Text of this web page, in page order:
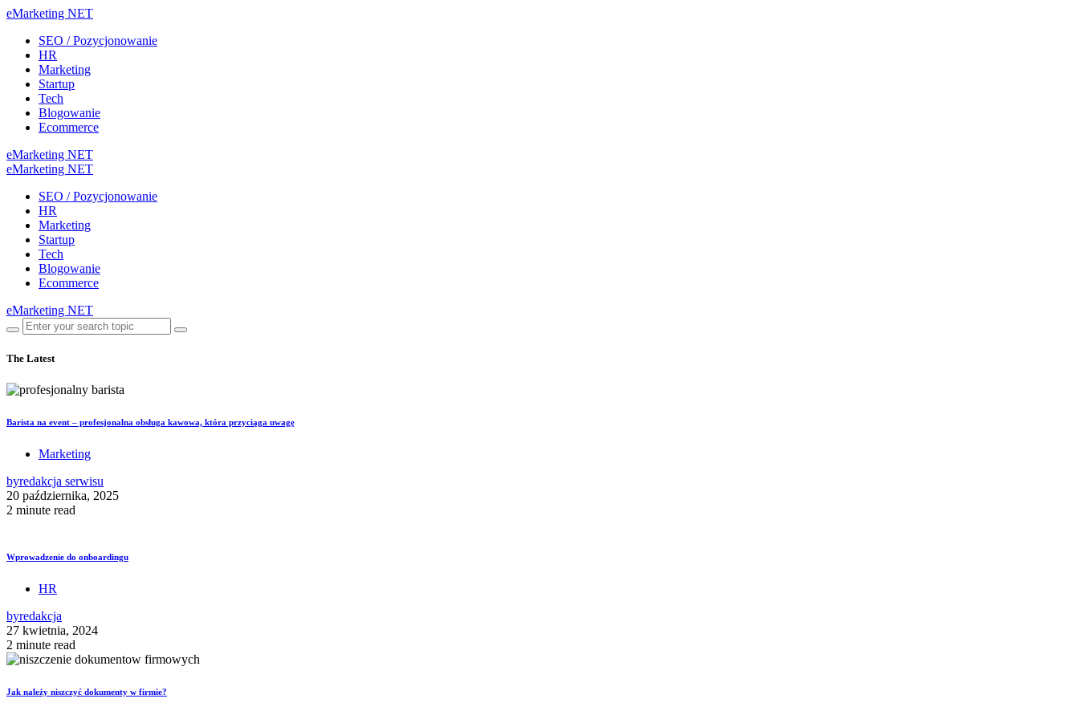
eMarketing NET
SEO / Pozycjonowanie
HR
Marketing
Startup
Tech
Blogowanie
Ecommerce
eMarketing NET
eMarketing NET
SEO / Pozycjonowanie
HR
Marketing
Startup
Tech
Blogowanie
Ecommerce
eMarketing NET
The Latest
Barista na event – profesjonalna obsługa kawowa, która przyciąga uwagę
Marketing
byredakcja serwisu
20 października, 2025
2 minute read
Wprowadzenie do onboardingu
HR
byredakcja
27 kwietnia, 2024
2 minute read
Jak należy niszczyć dokumenty w firmie?